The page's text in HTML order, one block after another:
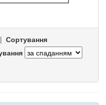
| Сортування